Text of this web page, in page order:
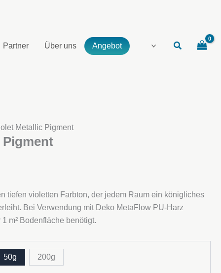
Partner Über uns Angebot
Metallic Pigment
tiefen violetten Farbton, der jedem Raum ein königliches
Bei Verwendung mit Deko MetaFlow PU-Harz
m² Bodenfläche benötigt.
50g 200g